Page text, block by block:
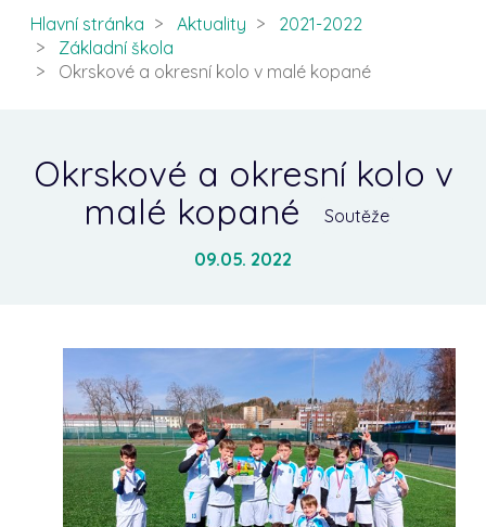
Hlavní stránka Aktuality
2021-2022
Základní škola
Okrskové a okresní kolo v malé kopané
Okrskové a okresní kolo v
malé kopané
Soutěže
09.05. 2022